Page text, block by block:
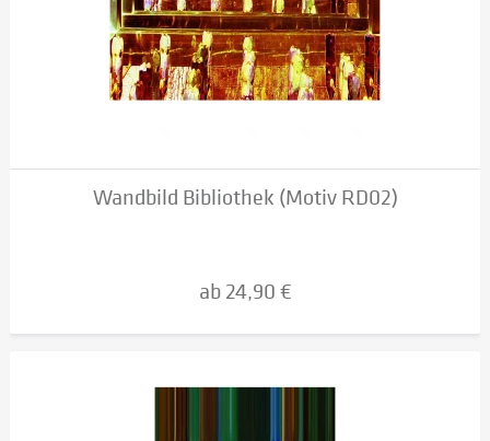
Wandbild Bibliothek (Motiv RD02)
ab 24,90 €